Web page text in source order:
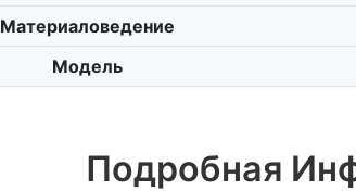
Материаловедение
Модель
Подробная